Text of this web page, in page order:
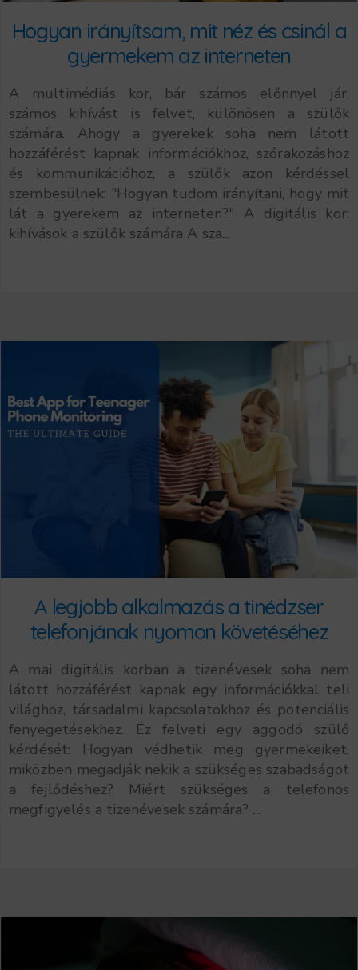
Hogyan irányítsam, mit néz és csinál a
gyermekem az interneten
A multimédiás kor, bár számos előnnyel jár,
számos kihívást is felvet, különösen a szülők
számára. Ahogy a gyerekek soha nem látott
hozzáférést kapnak információkhoz, szórakozáshoz
és kommunikációhoz, a szülők azon kérdéssel
szembesülnek: "Hogyan tudom irányítani, hogy mit
lát a gyerekem az interneten?" A digitális kor:
kihívások a szülők számára A sza...
A legjobb alkalmazás a tinédzser
telefonjának nyomon követéséhez
A mai digitális korban a tizenévesek soha nem
látott hozzáférést kapnak egy információkkal teli
világhoz, társadalmi kapcsolatokhoz és potenciális
fenyegetésekhez. Ez felveti egy aggodó szülő
kérdését: Hogyan védhetik meg gyermekeiket,
miközben megadják nekik a szükséges szabadságot
a fejlődéshez? Miért szükséges a telefonos
megfigyelés a tizenévesek számára? ...